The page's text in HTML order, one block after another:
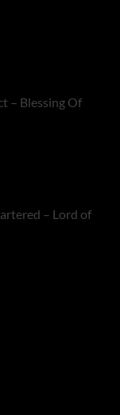
– Blessing Of
– Lord of